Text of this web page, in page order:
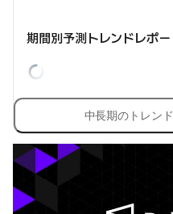
期間別予測トレンドレポー
中長期のトレン